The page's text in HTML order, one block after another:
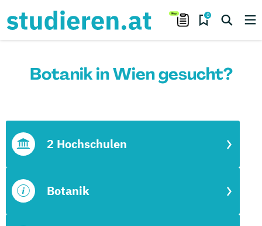
0
Botanik in Wien gesucht?
Botanik
2 Hochschulen